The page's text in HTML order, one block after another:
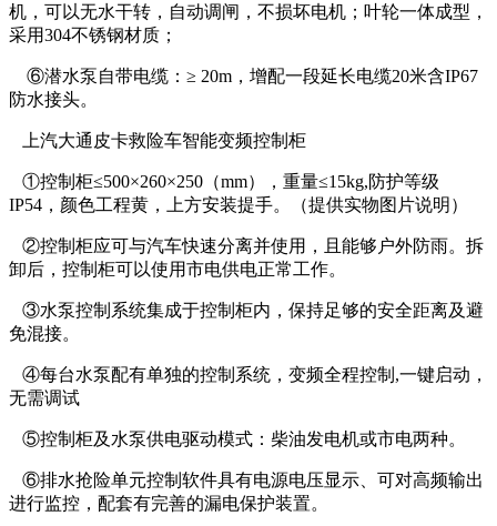
机，可以无水干转，自动调闸，不损坏电机；叶轮一体成型，
采用304不锈钢材质；
⑥潜水泵自带电缆：≥ 20m，增配一段延长电缆20米含IP67
防水接头。
上汽大通皮卡救险车智能变频控制柜
①控制柜≤500×260×250（mm），重量≤15kg,防护等级
IP54，颜色工程黄，上方安装提手。（提供实物图片说明）
②控制柜应可与汽车快速分离并使用，且能够户外防雨。拆
卸后，控制柜可以使用市电供电正常工作。
③水泵控制系统集成于控制柜内，保持足够的安全距离及避
免混接。
④每台水泵配有单独的控制系统，变频全程控制,一键启动，
无需调试
⑤控制柜及水泵供电驱动模式：柴油发电机或市电两种。
⑥排水抢险单元控制软件具有电源电压显示、可对高频输出
进行监控，配套有完善的漏电保护装置。